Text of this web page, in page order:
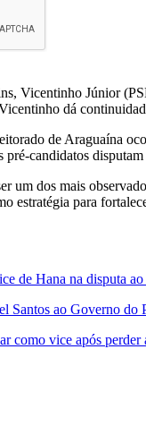
Vicentinho Júnior
dá
de Araguaína
candidatos
um dos mais
estratégia para
de Hana na disputa
Santos ao Governo do
como vice após perder